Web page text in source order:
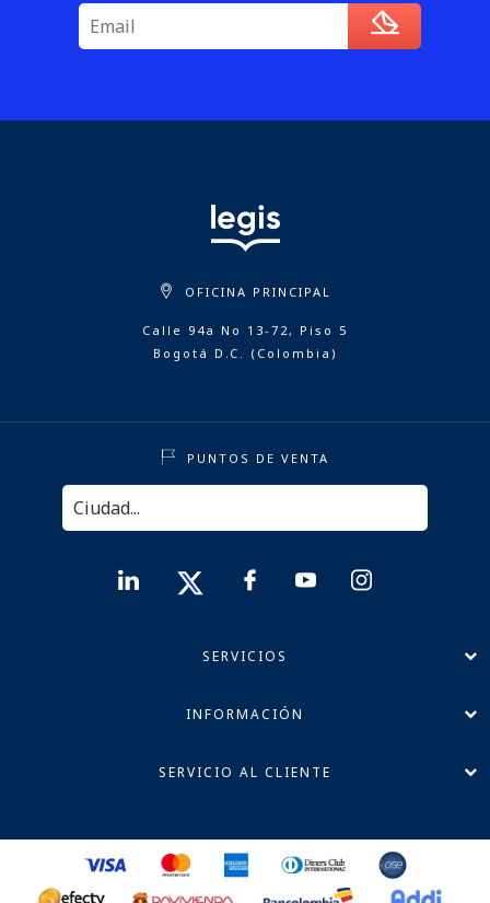
OFICINA PRINCIPAL
Calle 94a No 13-72, Piso 5
Bogotá D.C. (Colombia)
PUNTOS DE VENTA
SERVICIOS
INFORMACIÓN
SERVICIO AL CLIENTE